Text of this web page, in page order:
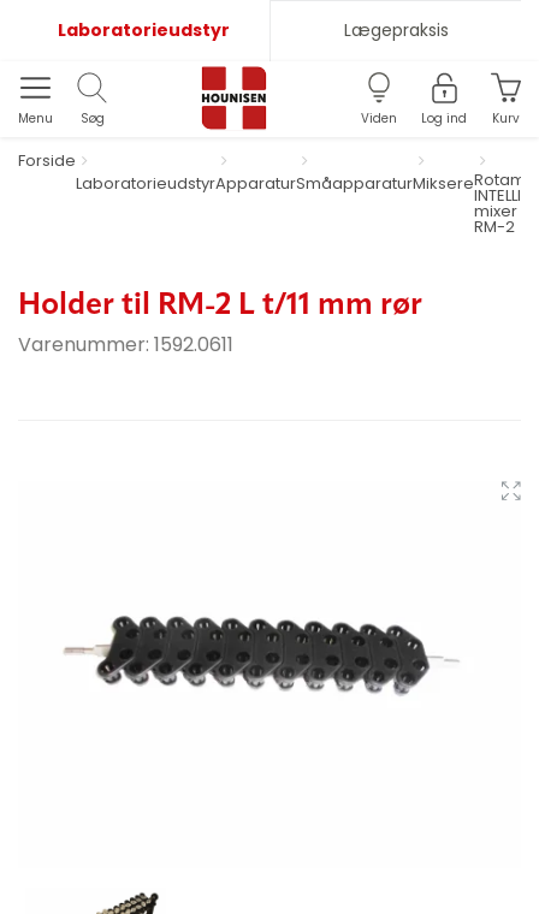
Laboratorieudstyr Lægepraksis
Menu Søg Viden Log ind Kurv
Forside
LaboratorieudstyrApparaturSmåapparaturMiksereRotamix
INTELLI-
mixer
RM-2
Holder til RM-2 L t/11 mm rør
Varenummer: 1592.0611